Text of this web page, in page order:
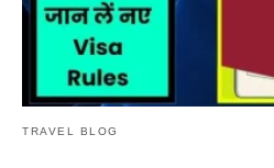
TRAVEL BLOG